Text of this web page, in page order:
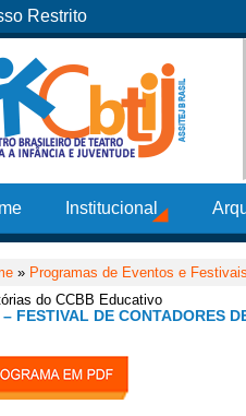
Restrito
Institucional
» Programas de Eventos e Festivais
do CCBB Educativo
– FESTIVAL DE CONTADORES